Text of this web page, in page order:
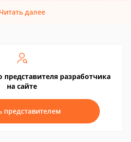
Читать далее
разработчика
на сайте
представителем